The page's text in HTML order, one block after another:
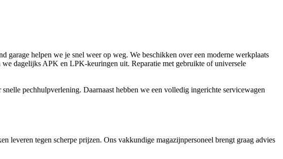
helpen we je snel weer op weg. We beschikken over een moderne werkplaats
dagelijks APK en LPK-keuringen uit. Reparatie met gebruikte of universele
pechhulpverlening. Daarnaast hebben we een volledig ingerichte servicewagen
leveren tegen scherpe prijzen. Ons vakkundige magazijnpersoneel brengt graag advies